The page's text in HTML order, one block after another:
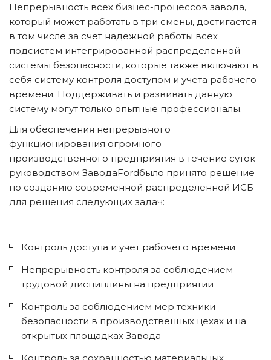
Непрерывность всех бизнес-процессов завода,
который может работать в три смены, достигается
в том числе за счет надежной работы всех
подсистем интегрированной распределенной
системы безопасности, которые также включают в
себя систему контроля доступом и учета рабочего
времени. Поддерживать и развивать данную
систему могут только опытные профессионалы.
Для обеспечения непрерывного
функционирования огромного
производственного предприятия в течение суток
руководством ЗаводаFordбыло принято решение
по созданию современной распределенной ИСБ
для решения следующих задач:
Контроль доступа и учет рабочего времени
Непрерывность контроля за соблюдением
трудовой дисциплины на предприятии
Контроль за соблюдением мер техники
безопасности в производственных цехах и на
открытых площадках Завода
Контроль за сохранностью материальных